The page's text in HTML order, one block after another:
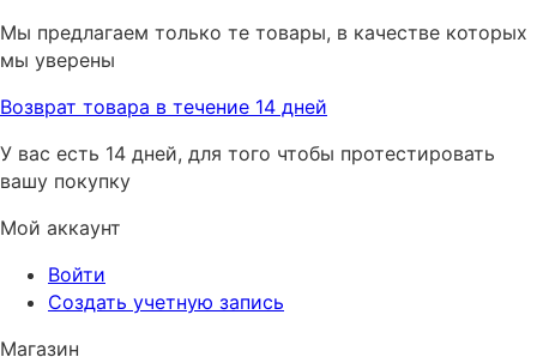
Мы предлагаем только те товары, в качестве которых
мы уверены
Возврат товара в течение 14 дней
У вас есть 14 дней, для того чтобы протестировать
вашу покупку
Мой аккаунт
Войти
Создать учетную запись
Магазин